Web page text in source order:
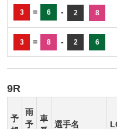
3 = 6 - 2 8
3 = 8 - 2 6
9R
予
雨
予
車
選手名